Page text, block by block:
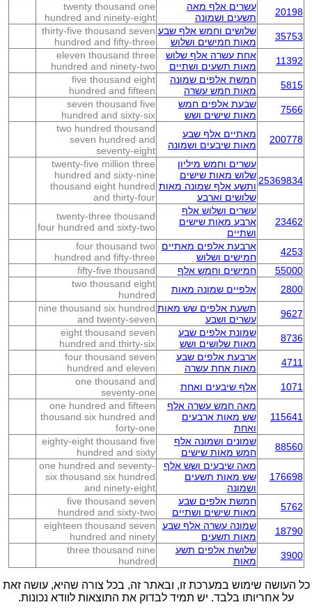
20198
עשרים אלף מאה
תשעים ושמונה
twenty thousand one
hundred and ninety-eight
35753
שלושים וחמש אלף שבע
מאות חמישים ושלוש
thirty-five thousand seven
hundred and fifty-three
11392
אחת עשרה אלף שלוש
מאות תשעים ושתיים
eleven thousand three
hundred and ninety-two
5815
חמשת אלפים שמונה
מאות חמש עשרה
five thousand eight
hundred and fifteen
7566
שבעת אלפים חמש
מאות שישים ושש
seven thousand five
hundred and sixty-six
200778
מאתיים אלף שבע
מאות שיבעים ושמונה
two hundred thousand
seven hundred and
seventy-eight
25369834
עשרים וחמש מיליון
שלוש מאות שישים
ותשע אלף שמונה מאות
שלושים וארבע
twenty-five million three
hundred and sixty-nine
thousand eight hundred
and thirty-four
23462
עשרים ושלוש אלף
ארבע מאות שישים
ושתיים
twenty-three thousand
four hundred and sixty-two
4253
ארבעת אלפים מאתיים
חמישים ושלוש
four thousand two
hundred and fifty-three
55000
חמישים וחמש אלף
fifty-five thousand
2800
אלפיים שמונה מאות
two thousand eight
hundred
9627
תשעת אלפים שש מאות
עשרים ושבע
nine thousand six hundred
and twenty-seven
8736
שמונת אלפים שבע
מאות שלושים ושש
eight thousand seven
hundred and thirty-six
4711
ארבעת אלפים שבע
מאות אחת עשרה
four thousand seven
hundred and eleven
1071
אלף שיבעים ואחת
one thousand and
seventy-one
115641
מאה חמש עשרה אלף
שש מאות ארבעים
ואחת
one hundred and fifteen
thousand six hundred and
forty-one
88560
שמונים ושמונה אלף
חמש מאות שישים
eighty-eight thousand five
hundred and sixty
176698
מאה שיבעים ושש אלף
שש מאות תשעים
ושמונה
one hundred and seventy-
six thousand six hundred
and ninety-eight
5762
חמשת אלפים שבע
מאות שישים ושתיים
five thousand seven
hundred and sixty-two
18790
שמונה עשרה אלף שבע
מאות תשעים
eighteen thousand seven
hundred and ninety
3900
שלושת אלפים תשע
מאות
three thousand nine
hundred
כל העושה שימוש במערכת זו, ובאתר זה, בכל צורה שהיא, עושה זאת
על אחריותו בלבד. יש תמיד לבדוק את התוצאות לוודא נכונות.